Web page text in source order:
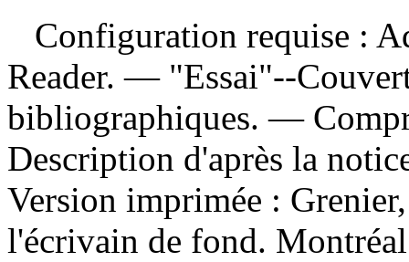
Configuration requise :
Reader. — "Essai"--
bibliographiques. —
Description d'après la
Version imprimée :
l'écrivain de fond.